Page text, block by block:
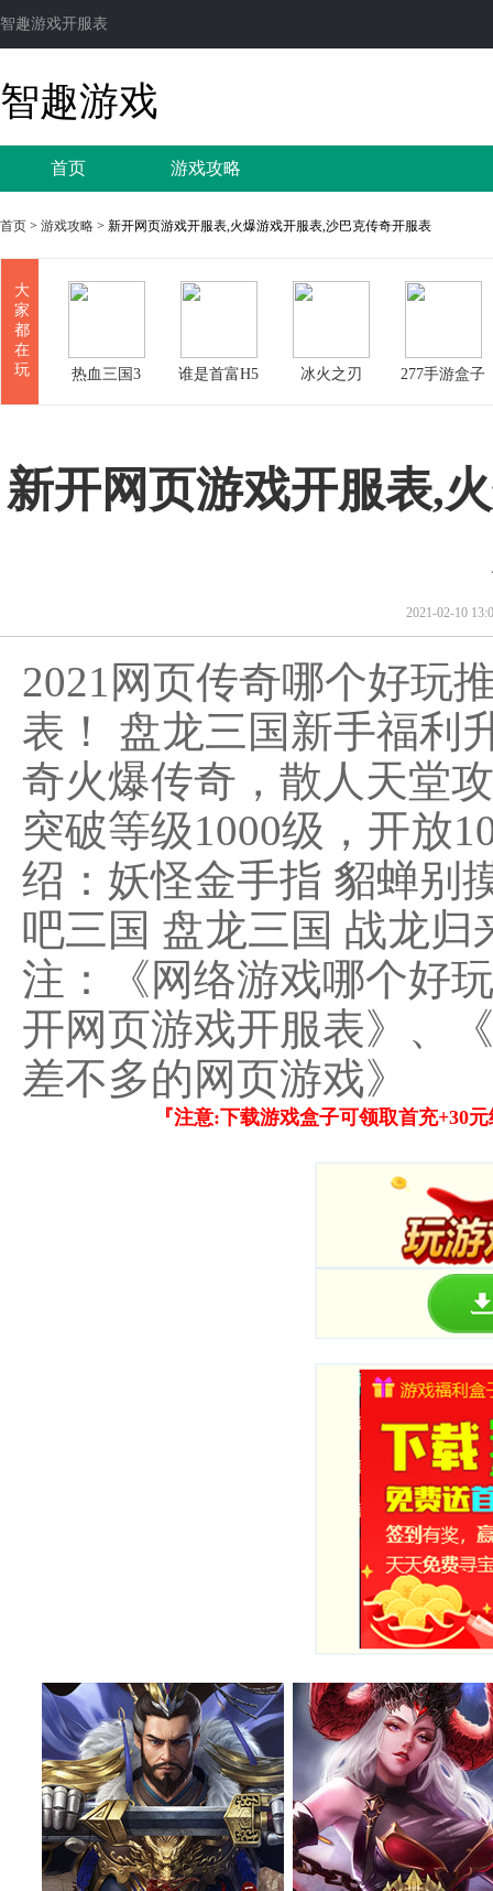
智趣游戏开服表
智趣游戏
首页 游戏攻略
首页 > 游戏攻略 > 新开网页游戏开服表,火爆游戏开服表,沙巴克传奇开服表
大
家
都
在
玩
热血三国3 谁是首富H5 冰火之刃 277手游盒子
新开网页游戏开服表,
2021-02-10
2021网页传奇哪个好玩
表！ 盘龙三国新手福利
奇火爆传奇，散人天堂
突破等级1000级，开放
绍：妖怪金手指 貂蝉别
吧三国 盘龙三国 战龙
注：《网络游戏哪个好
开网页游戏开服表》、
差不多的网页游戏》
『注意:下载游戏盒子可领取首充+30